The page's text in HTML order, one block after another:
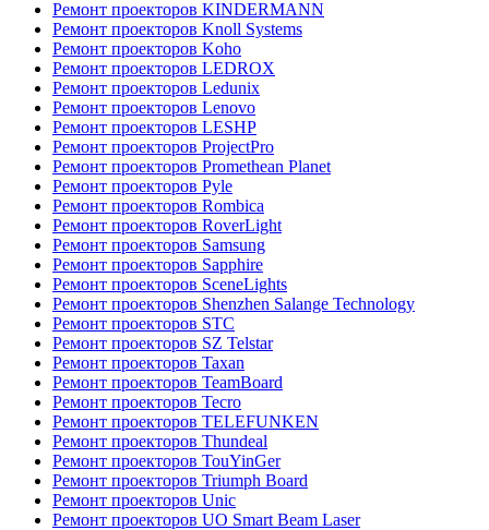
Ремонт проекторов KINDERMANN
Ремонт проекторов Knoll Systems
Ремонт проекторов Koho
Ремонт проекторов LEDROX
Ремонт проекторов Ledunix
Ремонт проекторов Lenovo
Ремонт проекторов LESHP
Ремонт проекторов ProjectPro
Ремонт проекторов Promethean Planet
Ремонт проекторов Pyle
Ремонт проекторов Rombica
Ремонт проекторов RoverLight
Ремонт проекторов Samsung
Ремонт проекторов Sapphire
Ремонт проекторов SceneLights
Ремонт проекторов Shenzhen Salange Technology
Ремонт проекторов STC
Ремонт проекторов SZ Telstar
Ремонт проекторов Taxan
Ремонт проекторов TeamBoard
Ремонт проекторов Tecro
Ремонт проекторов TELEFUNKEN
Ремонт проекторов Thundeal
Ремонт проекторов TouYinGer
Ремонт проекторов Triumph Board
Ремонт проекторов Unic
Ремонт проекторов UO Smart Beam Laser